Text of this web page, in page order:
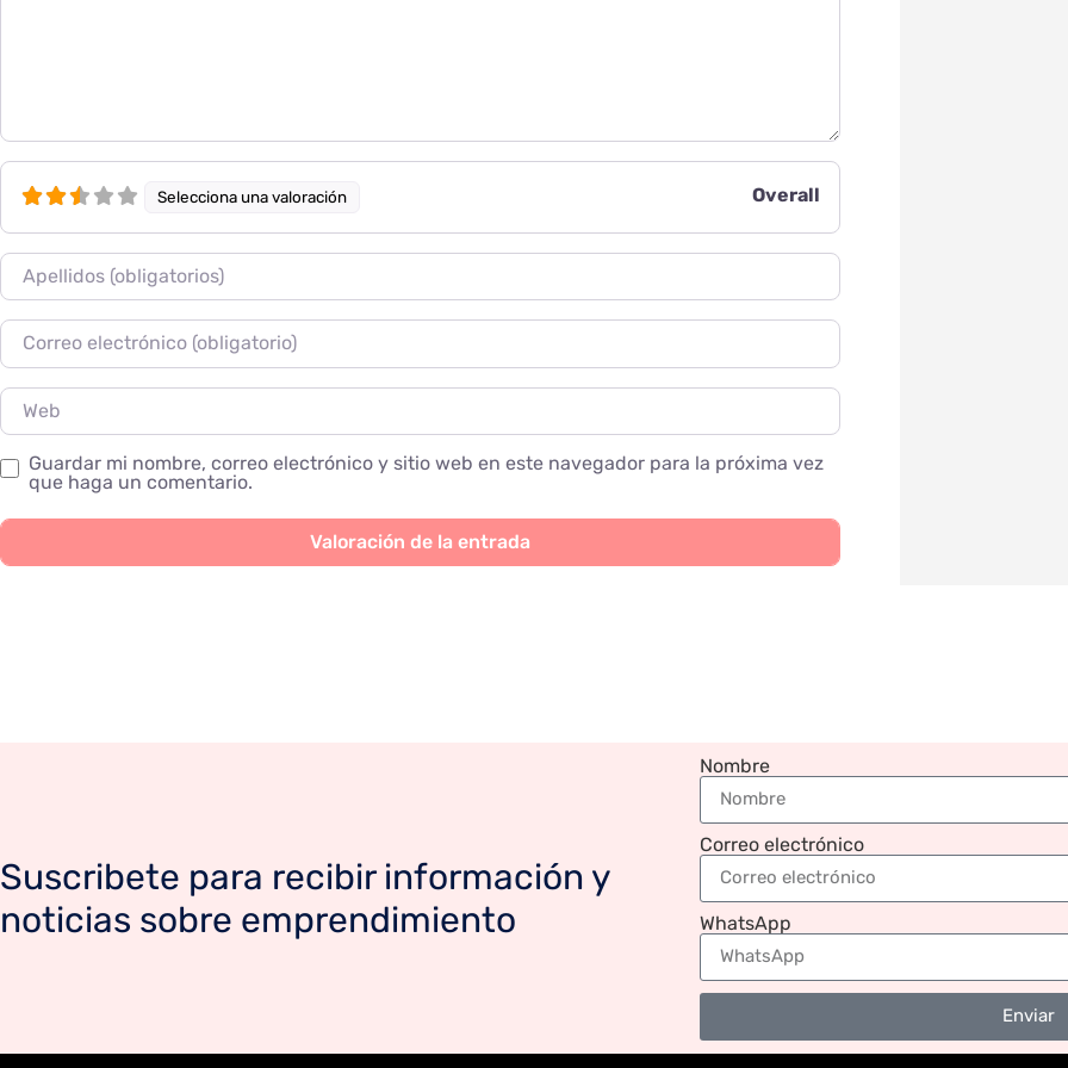
Selecciona una valoración Overall
Nombre
Correo electrónico
Web
Guardar mi nombre, correo electrónico y sitio web en este navegador para la próxima vez
que haga un comentario.
Suscribete para recibir información y
noticias sobre emprendimiento
Nombre
Correo electrónico
WhatsApp
Enviar